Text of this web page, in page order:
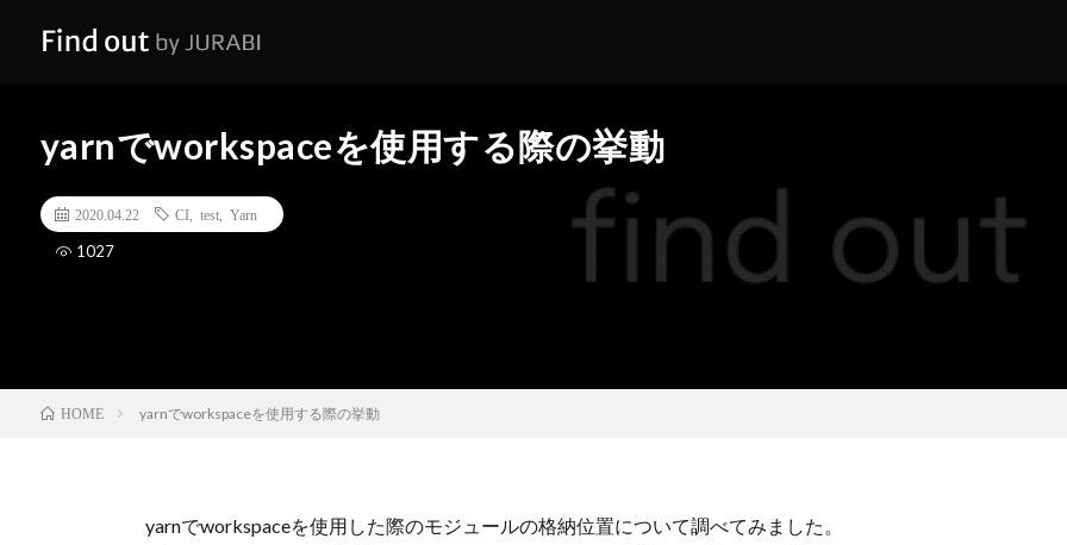
yarnでworkspaceを使用する際の挙動
2020.04.22 CI, test, Yarn
1027
HOME yarnでworkspaceを使用する際の挙動
yarnでworkspaceを使用した際のモジュールの格納位置について調べてみました。